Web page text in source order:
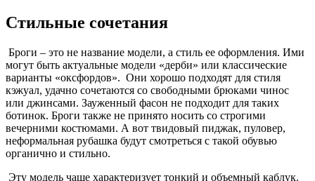
Стильные сочетания
Броги – это не название модели, а стиль ее оформления. Ими
могут быть актуальные модели «дерби» или классические
варианты «оксфордов». Они хорошо подходят для стиля
кэжуал, удачно сочетаются со свободными брюками чинос
или джинсами. Зауженный фасон не подходит для таких
ботинок. Броги также не принято носить со строгими
вечерними костюмами. А вот твидовый пиджак, пуловер,
неформальная рубашка будут смотреться с такой обувью
органично и стильно.
Эту модель чаще характеризует тонкий и объемный каблук.